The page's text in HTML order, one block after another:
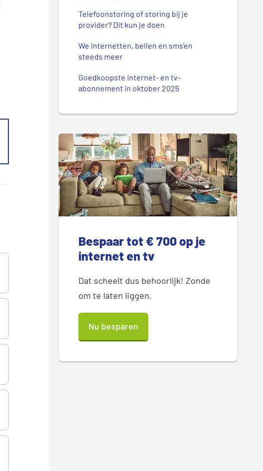
Telefoonstoring of storing bij je
provider? Dit kun je doen
We internetten, bellen en sms’en
steeds meer
Goedkoopste internet- en tv-
abonnement in oktober 2025
Bespaar tot € 700 op je
internet en tv
Dat scheelt dus behoorlijk! Zonde
om te laten liggen.
Nu besparen